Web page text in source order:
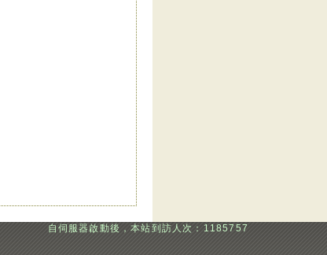
自伺服器啟動後，本站到訪人次：1185757